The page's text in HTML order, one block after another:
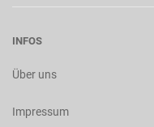
INFOS
Über uns
Impressum